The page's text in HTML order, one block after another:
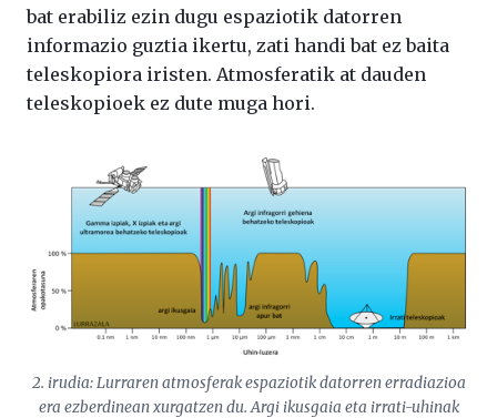
bat erabiliz ezin dugu espaziotik datorren
informazio guztia ikertu, zati handi bat ez baita
teleskopiora iristen. Atmosferatik at dauden
teleskopioek ez dute muga hori.
2. irudia: Lurraren atmosferak espaziotik datorren erradiazioa
era ezberdinean xurgatzen du. Argi ikusgaia eta irrati-uhinak